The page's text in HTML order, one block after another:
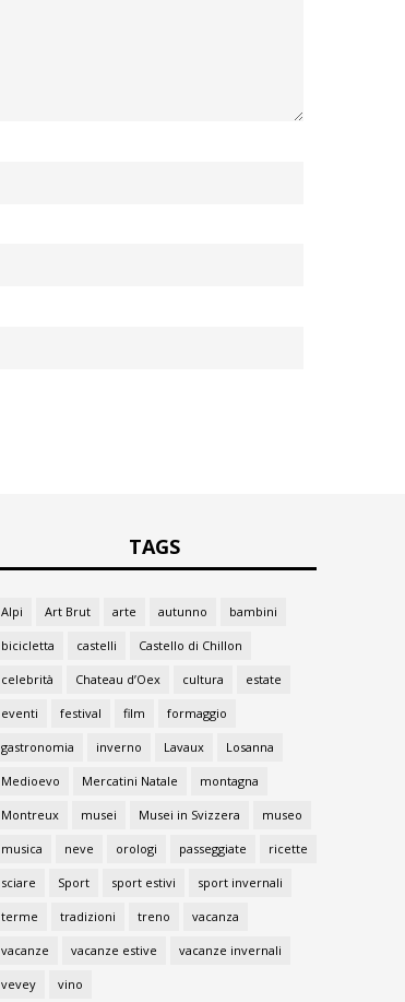
TAGS
Alpi Art Brut arte autunno bambini
bicicletta castelli Castello di Chillon
celebrità Chateau d’Oex cultura estate
eventi festival film formaggio
gastronomia inverno Lavaux Losanna
Medioevo Mercatini Natale montagna
Montreux musei Musei in Svizzera museo
musica neve orologi passeggiate ricette
sciare Sport sport estivi sport invernali
terme tradizioni treno vacanza
vacanze vacanze estive vacanze invernali
vevey vino